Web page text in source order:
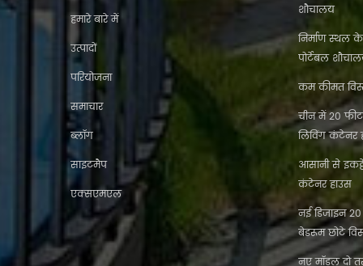
हमारे बारे में
उत्पादों
परियोजना
समाचार
ब्लॉग
साइटमैप
एक्सएमएल
शौचालय
निर्माण स्थल
पोर्टेबल
कम कीमत
चीन में 20 फीट
लिविंग कंटेनर
आसानी से
कंटेनर हाउस
नई डिजाइन 20
बेडरूम छोटे
नए मॉडल दो